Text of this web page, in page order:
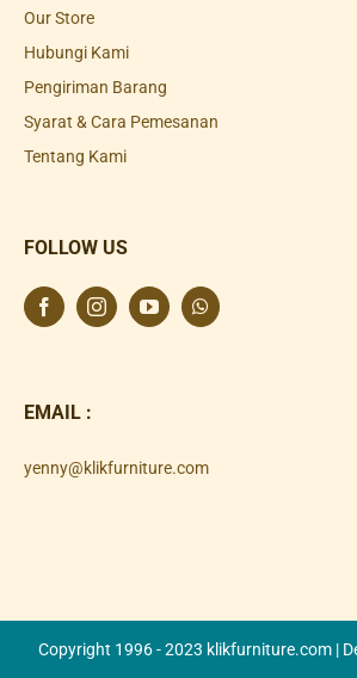
Our Store
Hubungi Kami
Pengiriman Barang
Syarat & Cara Pemesanan
Tentang Kami
FOLLOW US
EMAIL :
yenny@klikfurniture.com
Copyright 1996 - 2023 klikfurniture.com |